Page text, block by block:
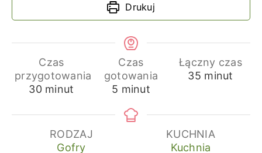
Drukuj
Czas
przygotowania
30minuty
minut
Czas
gotowania
5 minuty
minut
Łączny czas
35minuty
minut
RODZAJ
Gofry
KUCHNIA
Kuchnia